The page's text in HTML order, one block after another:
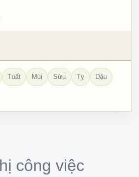
Tuất Mùi Sửu Tỵ Dậu
công việc